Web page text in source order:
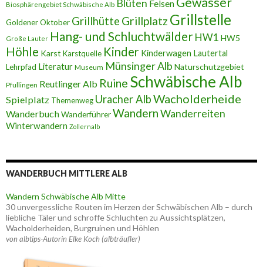
Biosphärengebiet Schwäbische Alb Blüten Felsen
Goldener Oktober Grillhütte Grillplatz Grillstelle
Große Lauter Hang- und SchluchtwälderHW1 HW5
Höhle Karst Karstquelle Kinder Kinderwagen Lautertal
Lehrpfad Literatur Museum Münsinger Alb Naturschutzgebiet
Pfullingen Reutlinger Alb Ruine Schwäbische Alb
Spielplatz Themenweg Uracher AlbWacholderheide
WanderbuchWanderführerWandernWanderreiten
Winterwandern Zollernalb
WANDERBUCH MITTLERE ALB
Wandern Schwäbische Alb Mitte
30 unvergessliche Routen im Herzen der Schwäbischen Alb – durch
liebliche Täler und schroffe Schluchten zu Aussichtsplätzen,
Wacholderheiden, Burgruinen und Höhlen
von albtips-Autorin Elke Koch (albträufler)